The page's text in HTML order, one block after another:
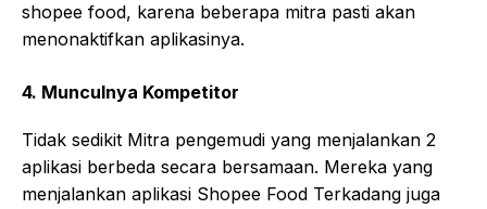
shopee food, karena beberapa mitra pasti akan
menonaktifkan aplikasinya.
4. Munculnya Kompetitor
Tidak sedikit Mitra pengemudi yang menjalankan 2
aplikasi berbeda secara bersamaan. Mereka yang
menjalankan aplikasi Shopee Food Terkadang juga